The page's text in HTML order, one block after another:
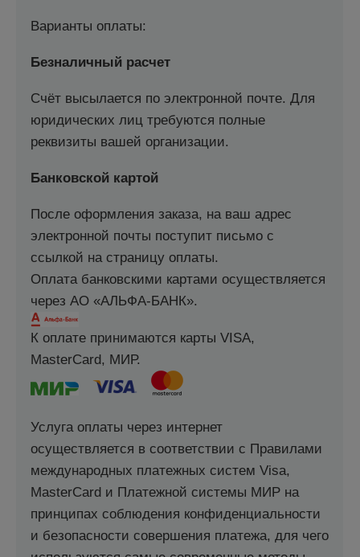
Варианты оплаты:
Безналичный расчет
Счёт высылается по электронной почте. Для
юридических лиц требуются полные
реквизиты вашей организации.
Банковской картой
После оформления заказа, на ваш адрес
электронной почты поступит письмо с
ссылкой на страницу оплаты.
Оплата банковскими картами осуществляется
через АО «АЛЬФА-БАНК».
К оплате принимаются карты VISA,
MasterCard, МИР.
Услуга оплаты через интернет
осуществляется в соответствии с Правилами
международных платежных систем Visa,
MasterCard и Платежной системы МИР на
принципах соблюдения конфиденциальности
и безопасности совершения платежа, для чего